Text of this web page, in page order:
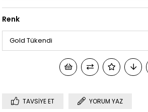
Renk
TAVSIYE ET YORUM YAZ